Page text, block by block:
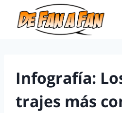
Infografía:
trajes más